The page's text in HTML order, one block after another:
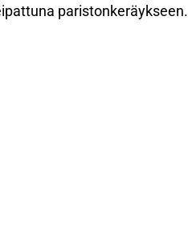
paristonkeräykseen.